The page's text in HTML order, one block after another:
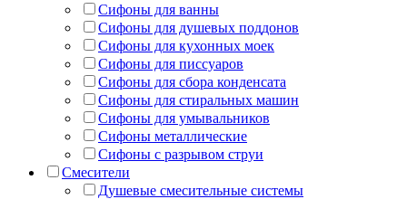
Сифоны для ванны
Сифоны для душевых поддонов
Сифоны для кухонных моек
Сифоны для писсуаров
Сифоны для сбора конденсата
Сифоны для стиральных машин
Сифоны для умывальников
Сифоны металлические
Сифоны с разрывом струи
Смесители
Душевые смесительные системы